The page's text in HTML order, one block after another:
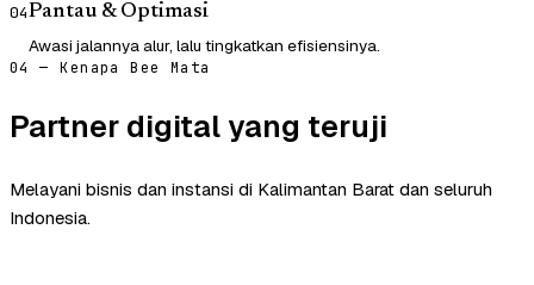
04Pantau & Optimasi
Awasi jalannya alur, lalu tingkatkan efisiensinya.
04 — Kenapa Bee Mata
Partner digital yang teruji
Melayani bisnis dan instansi di Kalimantan Barat dan seluruh
Indonesia.